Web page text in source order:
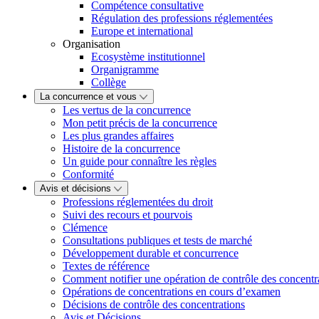
Compétence consultative
Régulation des professions réglementées
Europe et international
Organisation
Ecosystème institutionnel
Organigramme
Collège
La concurrence et vous
Les vertus de la concurrence
Mon petit précis de la concurrence
Les plus grandes affaires
Histoire de la concurrence
Un guide pour connaître les règles
Conformité
Avis et décisions
Professions réglementées du droit
Suivi des recours et pourvois
Clémence
Consultations publiques et tests de marché
Développement durable et concurrence
Textes de référence
Comment notifier une opération de contrôle des
Opérations de concentrations en cours d’examen
Décisions de contrôle des concentrations